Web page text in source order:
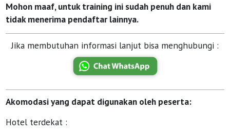
Mohon maaf, untuk training ini sudah penuh dan kami
tidak menerima pendaftar lainnya.
Jika membutuhan informasi lanjut bisa menghubungi :
Akomodasi yang dapat digunakan oleh peserta:
Hotel terdekat :